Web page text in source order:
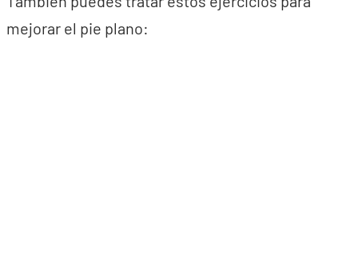
mejorar el pie plano: